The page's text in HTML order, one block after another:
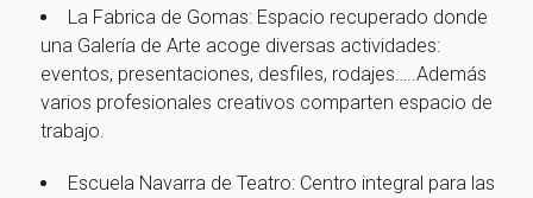
La Fabrica de Gomas: Espacio recuperado donde
una Galería de Arte acoge diversas actividades:
eventos, presentaciones, desfiles, rodajes…..Además
varios profesionales creativos comparten espacio de
trabajo.
Escuela Navarra de Teatro: Centro integral para las